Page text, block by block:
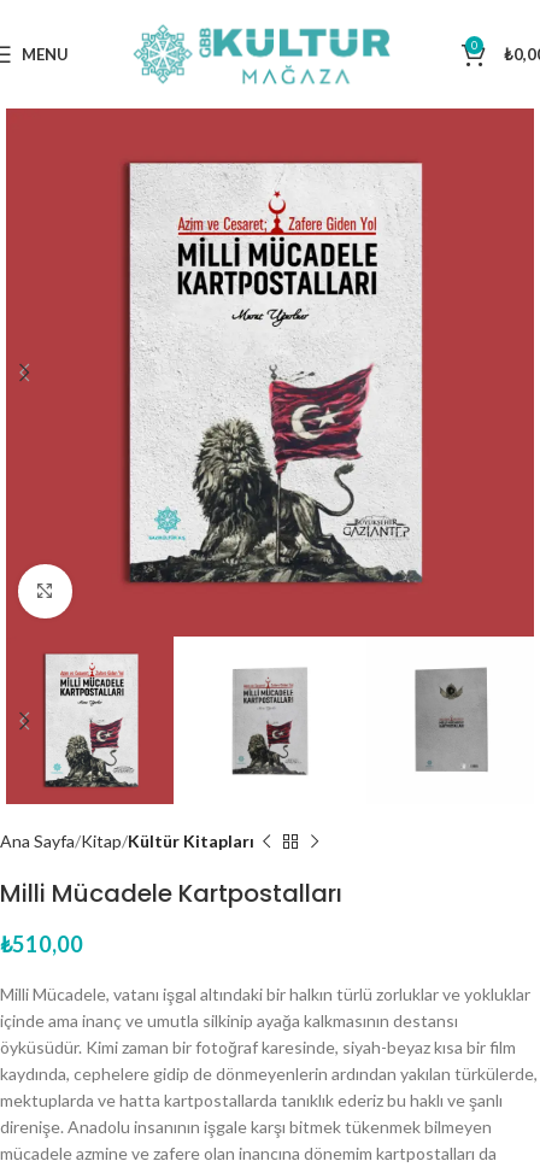
MENU 0 ₺
Click to enlarge
Ana Sayfa Kitap Kültür Kitapları
Milli Mücadele Kartpostalları
₺510,00
Milli Mücadele, vatanı işgal altındaki bir halkın türlü zorluklar ve yokluklar
içinde ama inanç ve umutla silkinip ayağa kalkmasının destansı
öyküsüdür. Kimi zaman bir fotoğraf karesinde, siyah-beyaz kısa bir film
kaydında, cephelere gidip de dönmeyenlerin ardından yakılan türkülerde,
mektuplarda ve hatta kartpostallarda tanıklık ederiz bu haklı ve şanlı
direnişe. Anadolu insanının işgale karşı bitmek tükenmek bilmeyen
mücadele azmine ve zafere olan inancına dönemim kartpostalları da